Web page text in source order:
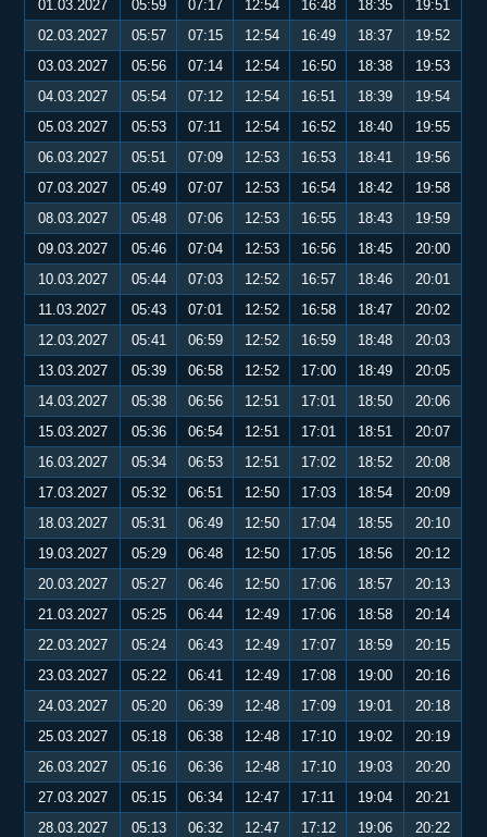
01.03.2027
05:59 07:17 12:54 16:48 18:35
19:51
02.03.2027
05:57 07:15 12:54 16:49 18:37
19:52
03.03.2027
05:56 07:14 12:54 16:50 18:38
19:53
04.03.2027
05:54 07:12 12:54 16:51 18:39
19:54
05.03.2027
05:53 07:11 12:54 16:52 18:40
19:55
06.03.2027
05:51 07:09 12:53 16:53 18:41
19:56
07.03.2027
05:49 07:07 12:53 16:54 18:42
19:58
08.03.2027
05:48 07:06 12:53 16:55 18:43
19:59
09.03.2027
05:46 07:04 12:53 16:56 18:45
20:00
10.03.2027
05:44 07:03 12:52 16:57 18:46
20:01
11.03.2027
05:43 07:01 12:52 16:58 18:47
20:02
12.03.2027
05:41 06:59 12:52 16:59 18:48
20:03
13.03.2027
05:39 06:58 12:52 17:00 18:49
20:05
14.03.2027
05:38 06:56 12:51 17:01 18:50
20:06
15.03.2027
05:36 06:54 12:51 17:01 18:51
20:07
16.03.2027
05:34 06:53 12:51 17:02 18:52
20:08
17.03.2027
05:32 06:51 12:50 17:03 18:54
20:09
18.03.2027
05:31 06:49 12:50 17:04 18:55
20:10
19.03.2027
05:29 06:48 12:50 17:05 18:56
20:12
20.03.2027
05:27 06:46 12:50 17:06 18:57
20:13
21.03.2027
05:25 06:44 12:49 17:06 18:58
20:14
22.03.2027
05:24 06:43 12:49 17:07 18:59
20:15
23.03.2027
05:22 06:41 12:49 17:08 19:00
20:16
24.03.2027
05:20 06:39 12:48 17:09 19:01
20:18
25.03.2027
05:18 06:38 12:48 17:10 19:02
20:19
26.03.2027
05:16 06:36 12:48 17:10 19:03
20:20
27.03.2027
05:15 06:34 12:47 17:11 19:04
20:21
28.03.2027
05:13 06:32 12:47 17:12 19:06
20:22